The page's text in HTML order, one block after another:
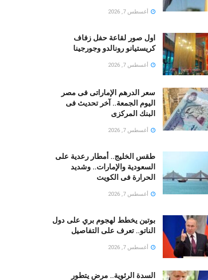
أغسطس 7, 2026
اول صور لقاعة حفل زفاف
كريستيانو رونالدو وجورجينا
أغسطس 7, 2026
سعر الدرهم الإماراتى فى مصر
اليوم الجمعة.. آخر تحديث فى
البنك المركزى
أغسطس 7, 2026
طقس الخليج.. أمطار رعدية على
السعودية والإمارات.. وشديد
الحرارة فى الكويت
أغسطس 7, 2026
بوتين يخطط لهجوم بري على دول
الناتو.. تعرف على التفاصيل
أغسطس 7, 2026
السدة الرئوية.. مرض يتطور